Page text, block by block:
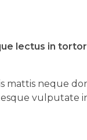
lectus in
mattis neque
vulputate